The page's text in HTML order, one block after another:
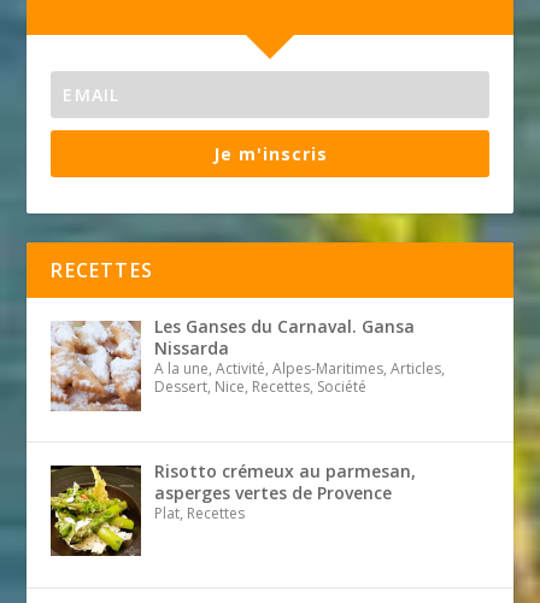
Je m'inscris
RECETTES
Les Ganses du Carnaval. Gansa
Nissarda
A la une, Activité, Alpes-Maritimes, Articles,
Dessert, Nice, Recettes, Société
Risotto crémeux au parmesan,
asperges vertes de Provence
Plat, Recettes